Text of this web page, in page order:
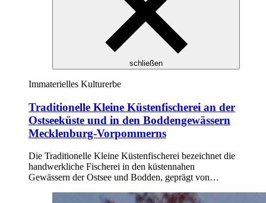
schließen
Immaterielles Kulturerbe
Traditionelle Kleine Küstenfischerei an der
Ostseeküste und in den Boddengewässern
Mecklenburg-Vorpommerns
Die Traditionelle Kleine Küstenfischerei bezeichnet die
handwerkliche Fischerei in den küstennahen
Gewässern der Ostsee und Bodden, geprägt von…